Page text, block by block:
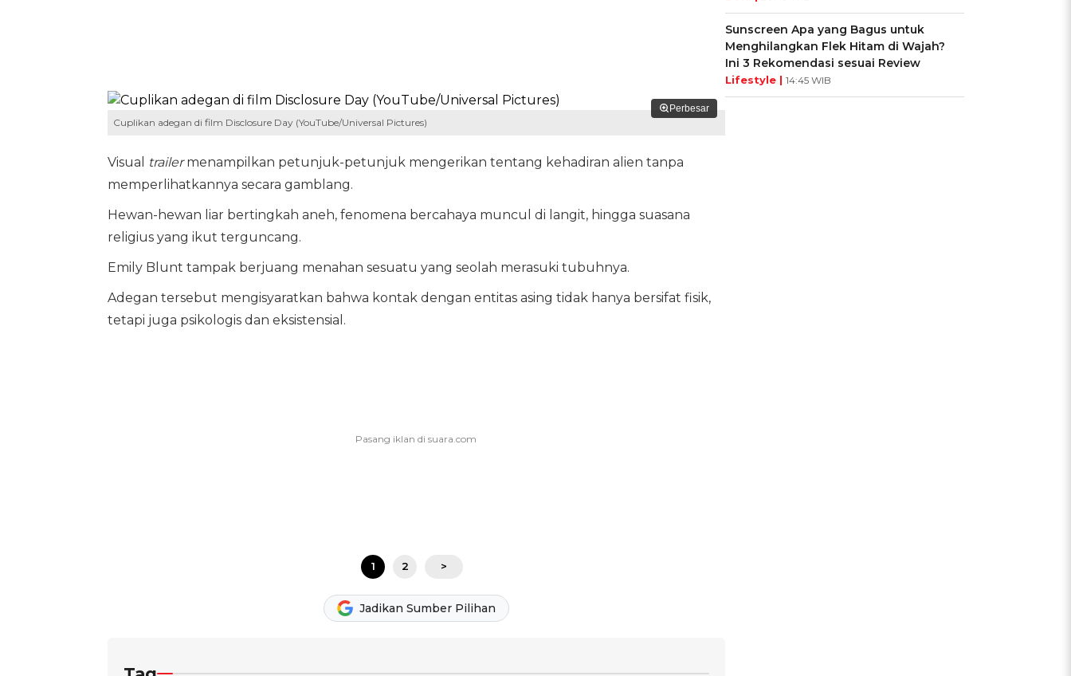
Perbesar
Cuplikan adegan di film Disclosure Day (YouTube/Universal Pictures)
Visual trailermenampilkan petunjuk-petunjuk mengerikan tentang kehadiran alien tanpa
memperlihatkannya secara gamblang.
Hewan-hewan liar bertingkah aneh, fenomena bercahaya muncul di langit, hingga suasana
religius yang ikut terguncang.
Emily Blunt tampak berjuang menahan sesuatu yang seolah merasuki tubuhnya.
Adegan tersebut mengisyaratkan bahwa kontak dengan entitas asing tidak hanya bersifat fisik,
tetapi juga psikologis dan eksistensial.
1 2 >
Jadikan Sumber Pilihan
Sunscreen Apa yang Bagus untuk
Menghilangkan Flek Hitam di Wajah?
Ini 3 Rekomendasi sesuai Review
Lifestyle | 14:45 WIB